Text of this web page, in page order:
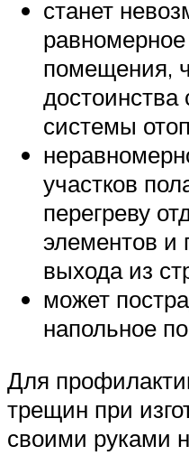
станет
помещения,
системы
участков
перегреву
элементов и
выхода из
может
напольное
Для
трещин при
своими руками